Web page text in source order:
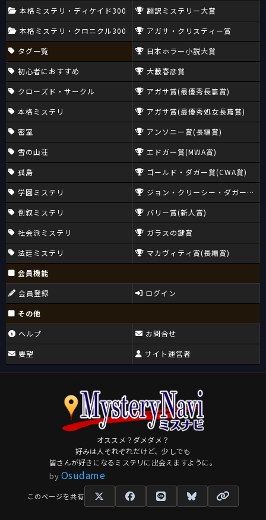
本格ミステリ・ディケイド300
本格ミステリ・クロニクル300
タグ一覧
初心者におすすめ
クローズド・サークル
本格ミステリ
密室
雪の山荘
孤島
学園ミステリ
倒叙ミステリ
社会派ミステリ
法廷ミステリ
翻訳ミステリー大賞
アガサ・クリスティー賞
日本ホラー小説大賞
大藪春彦賞
アガサ賞(最優秀長篇賞)
アガサ賞(最優秀処女長篇賞)
アンソニー賞(長編賞)
エドガー賞(MWA賞)
ゴールド・ダガー賞(CWA賞)
ジョン・クリーシー・ダガー賞
バリー賞(新人賞)
ガラスの鍵賞
マカヴィティ賞(長編賞)
会員機能
会員登録
ログイン
その他
ヘルプ
要望
お問合せ
サイト運営者
オススメ？ダメダメ？
好みは人それぞれだけど、少しでも
皆さんが好きになるミステリに出会えますように。
by Osudame
このページを共有